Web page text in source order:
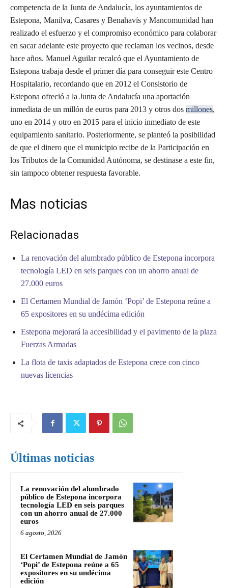
competencia de la Junta de Andalucía, los ayuntamientos de
Estepona, Manilva, Casares y Benahavís y Mancomunidad han
realizado el esfuerzo y el compromiso económico para colaborar
en sacar adelante este proyecto que reclaman los vecinos, desde
hace años. Manuel Aguilar recalcó que el Ayuntamiento de
Estepona trabaja desde el primer día para conseguir este Centro
Hospitalario, recordando que en 2012 el Consistorio de
Estepona ofreció a la Junta de Andalucía una aportación
inmediata de un millón de euros para 2013 y otros dos millones,
uno en 2014 y otro en 2015 para el inicio inmediato de este
equipamiento sanitario. Posteriormente, se planteó la posibilidad
de que el dinero que el municipio recibe de la Participación en
los Tributos de la Comunidad Autónoma, se destinase a este fin,
sin tampoco obtener respuesta favorable.
Mas noticias
Relacionadas
La renovación del alumbrado público de Estepona incorpora
tecnología LED en seis parques con un ahorro anual de
27.000 euros
El Certamen Mundial de Jamón ‘Popi’ de Estepona reúne a
65 expositores en su undécima edición
Estepona mejorará la accesibilidad y el pavimento de la plaza
Fuerzas Armadas
La flota de taxis adaptados de Estepona crece con cinco
nuevas licencias
Últimas noticias
La renovación del alumbrado
público de Estepona incorpora
tecnología LED en seis parques
con un ahorro anual de 27.000
euros
6 agosto, 2026
El Certamen Mundial de Jamón
‘Popi’ de Estepona reúne a 65
expositores en su undécima
edición